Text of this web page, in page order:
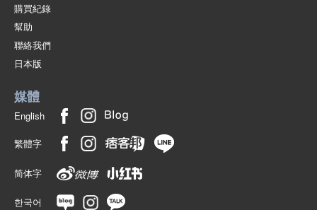
購買紀錄
幫助
聯絡我們
日本版
媒體
English
繁體字
简体字
한국어